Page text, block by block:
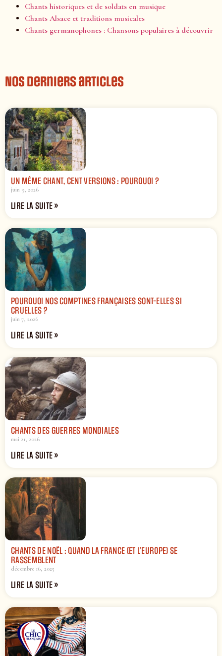
Chants historiques et de soldats en musique
Chants Alsace et traditions musicales
Chants germanophones : Chansons populaires à découvrir
Nos derniers articles
UN MÊME CHANT, CENT VERSIONS : POURQUOI ?
juin 9, 2026
LIRE LA SUITE »
POURQUOI NOS COMPTINES FRANÇAISES SONT-ELLES SI
CRUELLES ?
juin 7, 2026
LIRE LA SUITE »
CHANTS DES GUERRES MONDIALES
mai 21, 2026
LIRE LA SUITE »
CHANTS DE NOËL : QUAND LA FRANCE (ET L’EUROPE) SE
RASSEMBLENT
décembre 16, 2025
LIRE LA SUITE »